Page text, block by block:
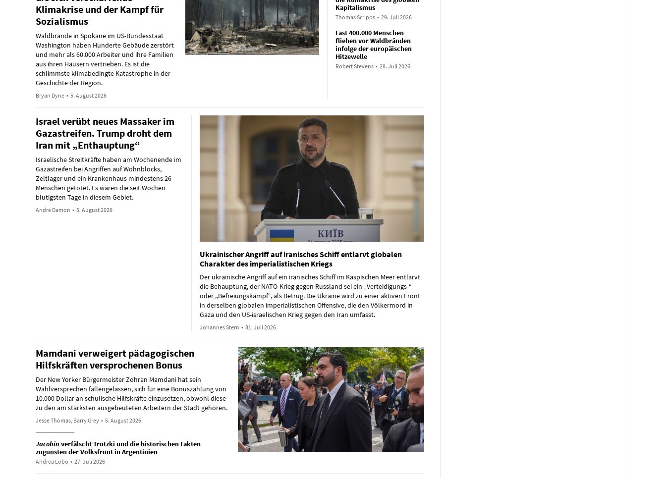
Klimakrise und der Kampf für
Sozialismus
Waldbrände in Spokane im US-Bundesstaat
Washington haben Hunderte Gebäude zerstört
und mehr als 60.000 Arbeiter und ihre Familien
aus ihren Häusern vertrieben. Es ist die
schlimmste klimabedingte Katastrophe in der
Geschichte der Region.
Bryan Dyne • 5. August 2026
Kapitalismus
Thomas Scripps • 29. Juli 2026
Fast 400.000 Menschen
fliehen vor Waldbränden
infolge der europäischen
Hitzewelle
Robert Stevens • 28. Juli 2026
Israel verübt neues Massaker im
Gazastreifen. Trump droht dem
Iran mit „Enthauptung“
Israelische Streitkräfte haben am Wochenende im
Gazastreifen bei Angriffen auf Wohnblocks,
Zeltlager und ein Krankenhaus mindestens 26
Menschen getötet. Es waren die seit Wochen
blutigsten Tage in diesem Gebiet.
Andre Damon • 5. August 2026
Ukrainischer Angriff auf iranisches Schiff entlarvt globalen
Charakter des imperialistischen Kriegs
Der ukrainische Angriff auf ein iranisches Schiff im Kaspischen Meer entlarvt
die Behauptung, der NATO-Krieg gegen Russland sei ein „Verteidigungs-“
oder „Befreiungskampf“, als Betrug. Die Ukraine wird zu einer aktiven Front
in derselben globalen imperialistischen Offensive, die den Völkermord in
Gaza und den US-israelischen Krieg gegen den Iran umfasst.
Johannes Stern • 31. Juli 2026
Mamdani verweigert pädagogischen
Hilfskräften versprochenen Bonus
Der New Yorker Bürgermeister Zohran Mamdani hat sein
Wahlversprechen fallengelassen, sich für eine Bonuszahlung von
10.000 Dollar an schulische Hilfskräfte einzusetzen, obwohl diese
zu den am stärksten ausgebeuteten Arbeitern der Stadt gehören.
Jesse Thomas, Barry Grey • 5. August 2026
Jacobinverfälscht Trotzki und die historischen Fakten
zugunsten der Volksfront in Argentinien
Andrea Lobo • 27. Juli 2026